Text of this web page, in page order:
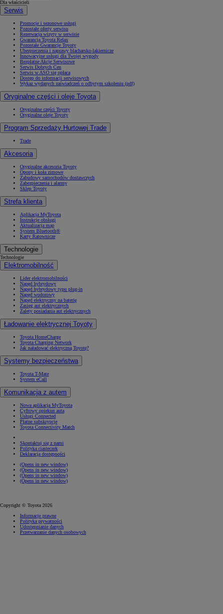
Dla właścicieli
Serwis
Promocje i sezonowe usługi
Pozostałe oferty serwisu
Rezerwacja wizyty w serwisie
Gwarancja Toyota Relax
Pozostałe Gwarancje Toyoty
Ubezpieczenia i naprawy blacharsko-lakiernicze
Innowacyjne usługi dla Twojej wygody
Bezpłatne Akcje Serwisowe
Serwis Dobrych Cen
Serwis w ASO się opłaca
Dostęp do informacji serwisowych
Wykaz wydanych zaświadczeń o odbytym szkoleniu (pdf)
Oryginalne części i oleje Toyota
Oryginalne części Toyoty
Oryginalne oleje Toyoty
Program Sprzedaży Hurtowej Trade
Trade
Akcesoria
Oryginalne akcesoria Toyoty
Opony i koła zimowe
Zabudowy samochodów dostawczych
Zabezpieczenia i alarmy
Sklep Toyoty
Strefa klienta
Aplikacja MyToyota
Instrukcje obsługi
Aktualizacja map
System Bluetooth®
Karty Ratownicze
Technologie
Technologie
Elektromobilność
Lider elektromobilności
Napęd hybrydowy
Napęd hybrydowy typu plug-in
Napęd wodorowy
Napęd elektryczny na baterię
Zasięg aut elektrycznych
Zalety posiadania aut elektrycznych
Ładowanie elektrycznej Toyoty
Toyota HomeCharge
Toyota Charging Network
Jak naładować elektryczną Toyotę?
Systemy bezpieczeństwa
Toyota T-Mate
System eCall
Komunikacja z autem
Nowa aplikacja MyToyota
Cyfrowy opiekun auta
Usługi Connected
Płatne subskrypcje
Toyota Connectivity Match
Skontaktuj się z nami
Polityka ciasteczek
Deklaracja dostępności
(Opens in new window)
(Opens in new window)
(Opens in new window)
(Opens in new window)
Copyright © Toyota 2026
Informacje prawne
Polityka prywatności
Udostępnianie danych
Przetwarzanie danych osobowych